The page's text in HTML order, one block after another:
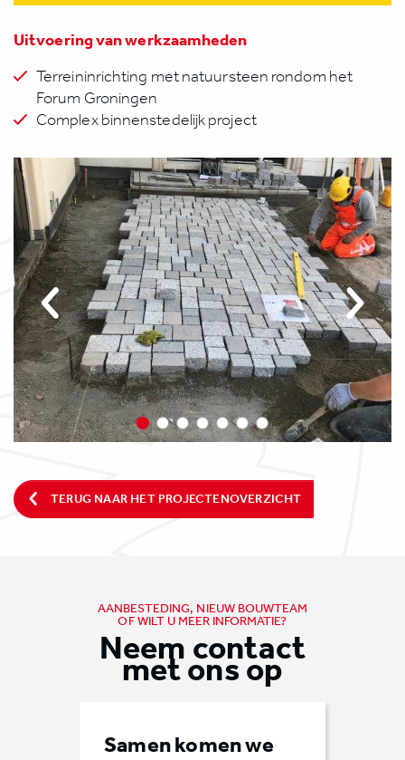
Uitvoering van werkzaamheden
Terreininrichting met natuursteen rondom het
Forum Groningen
Complex binnenstedelijk project
TERUG NAAR HET PROJECTENOVERZICHT
AANBESTEDING, NIEUW BOUWTEAM
OF WILT U MEER INFORMATIE?
Neem contact
met ons op
Samen komen we